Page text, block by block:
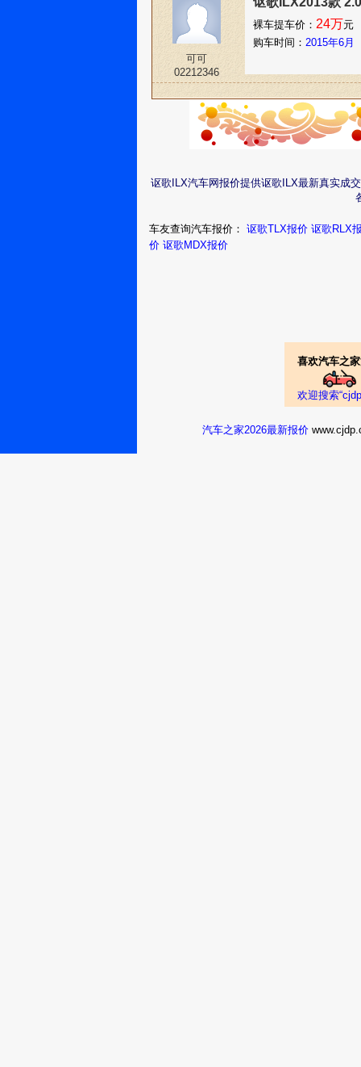
可可
02212346
裸车提车价： 24万元
购车时间： 2015年6月
讴歌ILX汽车网报价提供讴歌ILX最新真实成
车友查询汽车报价： 讴歌TLX报价 讴歌RLX
价 讴歌MDX报价
喜欢汽车之
欢迎搜索
汽车之家2026最新报价